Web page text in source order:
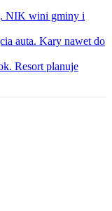
NIK wini gminy i
auta. Kary nawet do
Resort planuje